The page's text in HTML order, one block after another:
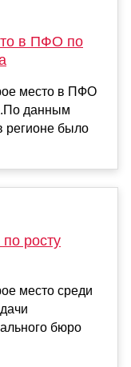
в ПФО по
место в ПФО
данным
регионе было
росту
место среди
бюро